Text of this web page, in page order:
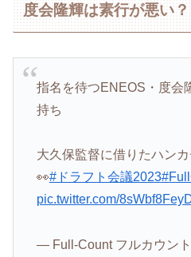
度会隆輝は素行が悪い？
指名を待つENEOS・度会
持ち
大久保監督に借りたハン
👀#ドラフト会議2023
pic.twitter.com/
— Full-Count フルカウン